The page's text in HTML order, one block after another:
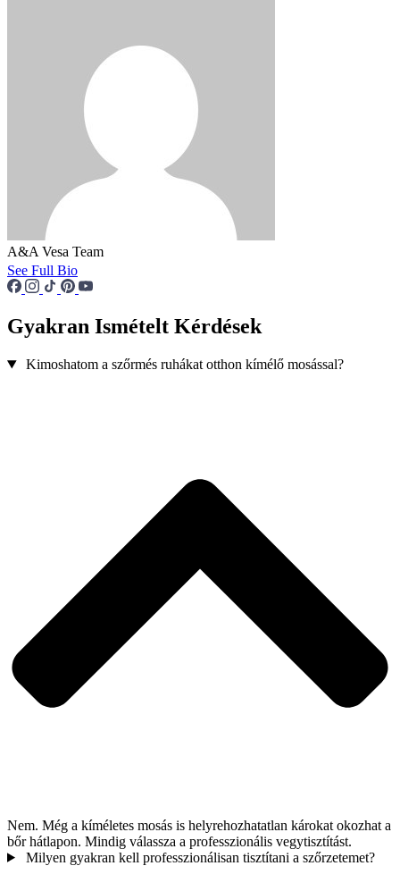
A&A Vesa Team
See Full Bio
Gyakran Ismételt Kérdések
Kimoshatom a szőrmés ruhákat otthon kímélő mosással?
Nem. Még a kíméletes mosás is helyrehozhatatlan károkat okozhat a
bőr hátlapon. Mindig válassza a professzionális vegytisztítást.
Milyen gyakran kell professzionálisan tisztítani a szőrzetemet?